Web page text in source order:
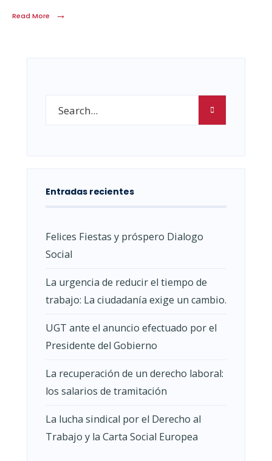
Read More →
Entradas recientes
Felices Fiestas y próspero Dialogo
Social
La urgencia de reducir el tiempo de
trabajo: La ciudadanía exige un cambio.
UGT ante el anuncio efectuado por el
Presidente del Gobierno
La recuperación de un derecho laboral:
los salarios de tramitación
La lucha sindical por el Derecho al
Trabajo y la Carta Social Europea